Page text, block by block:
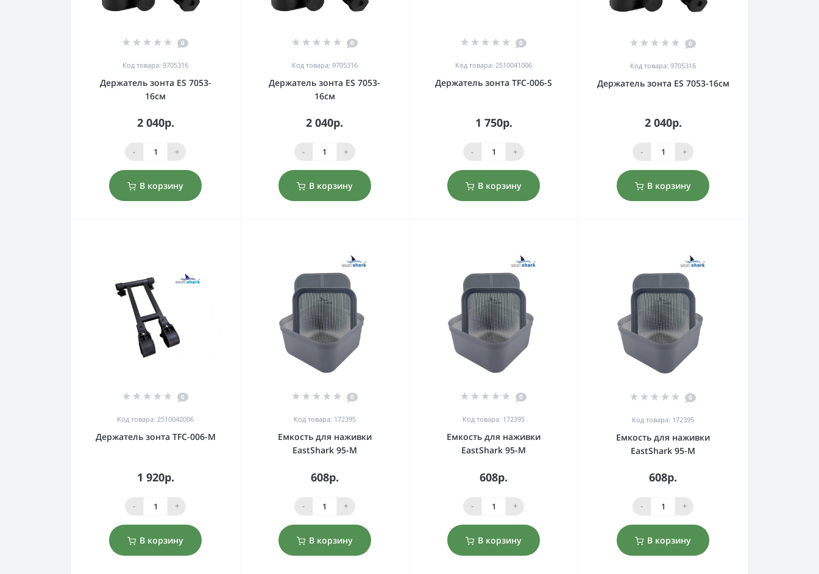
0
Код товара: 9705316
Держатель зонта ES 7053-
16см
2 040р.
- +
В корзину
0
Код товара: 9705316
Держатель зонта ES 7053-
16см
2 040р.
- +
В корзину
0
Код товара: 2510041006
Держатель зонта TFC-006-S
1 750р.
- +
В корзину
0
Код товара: 9705316
Держатель зонта ES 7053-16см
2 040р.
- +
В корзину
0
Код товара: 2510042006
Держатель зонта TFC-006-M
1 920р.
- +
В корзину
0
Код товара: 172395
Емкость для наживки
EastShark 95-M
608р.
- +
В корзину
0
Код товара: 172395
Емкость для наживки
EastShark 95-M
608р.
- +
В корзину
0
Код товара: 172395
Емкость для наживки
EastShark 95-M
608р.
- +
В корзину